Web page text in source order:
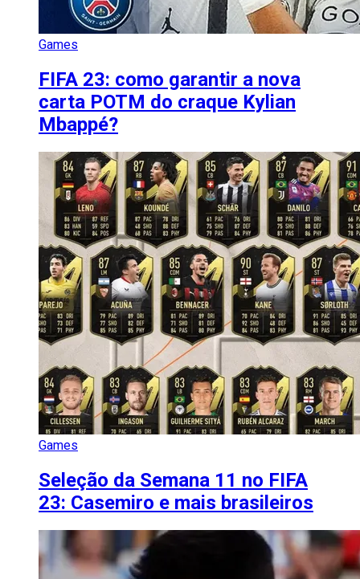
Games
FIFA 23: como garantir a nova
carta POTM do craque Kylian
Mbappé?
Games
Seleção da Semana 11 no FIFA
23: Casemiro e mais brasileiros